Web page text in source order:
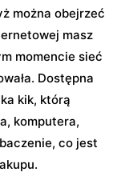
można obejrzeć
masz
momencie sieć
Dostępna
kik, którą
komputera,
co jest